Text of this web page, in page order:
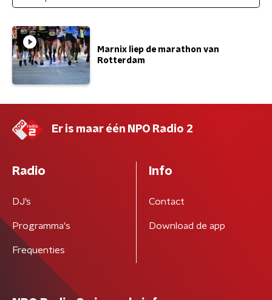
Marnix liep de marathon van
Rotterdam
Er is maar één NPO Radio 2
Radio
DJ’s
Programma's
Frequenties
Info
Contact
Download de app